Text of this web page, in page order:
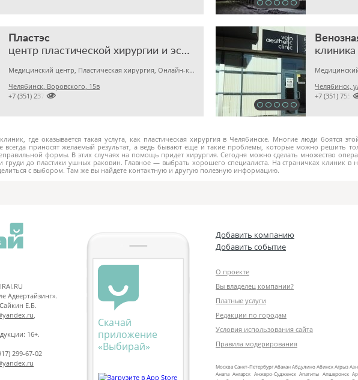
где оказывается такая услуга, как пластическая хирургия в Челябинске. Многие люди боятся
приносят желаемый результат, а ведь бывают еще и такие проблемы, которые можно решить
формы. В этих случаях на помощь придет хирургия. Сегодня можно сделать множество
груди до пластики ушных раковин. Главное — выбрать хорошего специалиста. На страничках клиник в
с выбором. Там же вы найдете контактную и другую полезную информацию.
Пластэс
центр пластической хирургии и эстетической хирургии
Медицинский центр, Пластическая хирургия, Онлайн-консультация
Челябинск, Воровского, 15в

+7 (351) 2379745
клиника
Челябинск,
+7 (351)
Адвертайзинг».
Е.Б.
16+.
299-67-02
Скачай
приложение
«Выбирай»
Добавить компанию
Добавить событие
О проекте
Вы владелец компании?
Платные услуги
Редакции по городам
Условия использования сайта
Правила модерирования
МоскваСанкт‑ПетербургАбаканАбдулиноАбинскАгрыз
Анапа Ангарск Анжеро‑Судженск Апатиты Апшеронск